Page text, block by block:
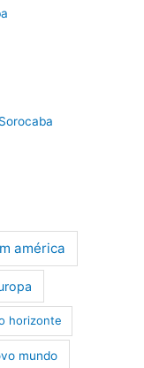
américa
horizonte
mundo